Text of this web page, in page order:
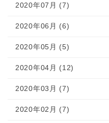
2020年07月 (7)
2020年06月 (6)
2020年05月 (5)
2020年04月 (12)
2020年03月 (7)
2020年02月 (7)